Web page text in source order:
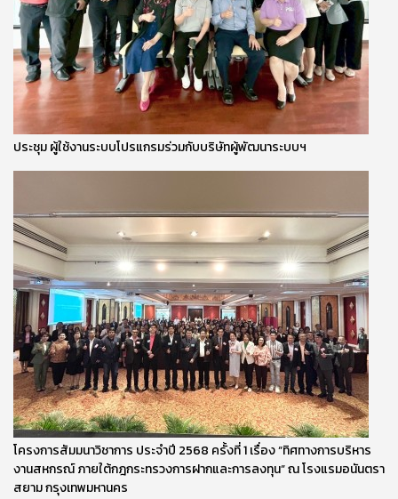
ประชุม ผู้ใช้งานระบบโปรแกรมร่วมกับบริษัทผู้พัฒนาระบบฯ
โครงการสัมมนาวิชาการ ประจำปี 2568 ครั้งที่ 1 เรื่อง “ทิศทางการบริหาร
งานสหกรณ์ ภายใต้กฎกระทรวงการฝากและการลงทุน” ณ โรงแรมอนันตรา
สยาม กรุงเทพมหานคร